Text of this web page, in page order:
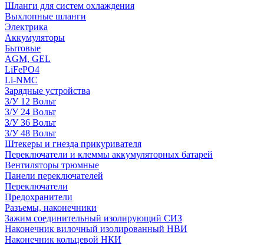
Шланги для систем охлаждения
Выхлопные шланги
Электрика
Аккумуляторы
Бытовые
AGM, GEL
LiFePO4
Li-NMC
Зарядные устройства
З/У 12 Вольт
З/У 24 Вольт
З/У 36 Вольт
З/У 48 Вольт
Штекеры и гнезда прикуривателя
Переключатели и клеммы аккумуляторных батарей
Вентиляторы трюмные
Панели переключателей
Переключатели
Предохранители
Разъемы, наконечники
Зажим соединительный изолирующий СИЗ
Наконечник вилочный изолированный НВИ
Наконечник кольцевой НКИ